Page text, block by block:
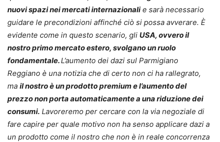
nuovi spazi nei mercati internazionalie sarà necessario
guidare le precondizioni affinché ciò si possa avverare. È
evidente come in questo scenario, gli USA, ovvero il
nostro primo mercato estero, svolgano un ruolo
fondamentale.L’aumento dei dazi sul Parmigiano
Reggiano è una notizia che di certo non ci ha rallegrato,
ma il nostro è un prodotto premium e l’aumento del
prezzo non porta automaticamente a una riduzione dei
consumi. Lavoreremo per cercare con la via negoziale di
fare capire per quale motivo non ha senso applicare dazi a
un prodotto come il nostro che non è in reale concorrenza